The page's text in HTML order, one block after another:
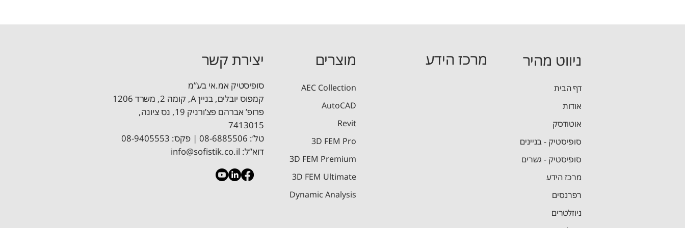
יצירת קשר
סופיסטיק אמ.אי בע”מ
קמפוס יובלים, בניין A, קומה 2, משרד 1206
פרופ’ אברהם פצ’ורניק 19, נס ציונה,
7413015
טל’: 08-6885506 ​| פקס: 08-9405553
דוא”ל: info@sofistik.co.il
מוצרים
AEC Collection
AutoCAD
Revit
3D FEM Pro
3D FEM Premium
3D FEM Ultimate
Dynamic Analysis
מרכז הידע
CADTools: אוסף כלים לאוטוקאד
מדריך תכן עמודים בסביבת רוויט מדריך תכן גרעינים וקירות הקשחה
ניווט מהיר
דף הבית
אודות
אוטודסק
סופיסטיק - בניינים
סופיסטיק - גשרים
מרכז הידע
רפרנסים
ניוזלטרים